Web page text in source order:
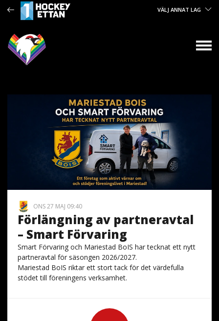
VÄLJ ANNAT LAG
ONS 27 MAJ 09:40
Förlängning av partneravtal
– Smart Förvaring
Smart Förvaring och Mariestad BoIS har tecknat ett nytt
partneravtal för säsongen 2026/2027.
Mariestad BoIS riktar ett stort tack för det värdefulla
stödet till föreningens verksamhet.